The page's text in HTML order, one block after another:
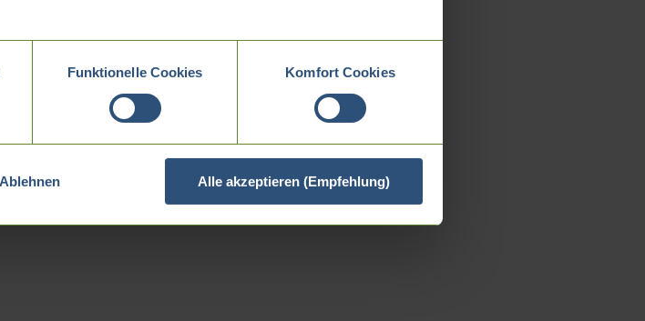
Funktionelle Cookies Komfort Cookies
Ablehnen Alle akzeptieren (Empfehlung)